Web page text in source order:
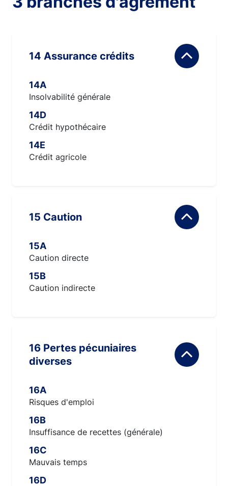
14 Assurance crédits
14A
Insolvabilité générale
14D
Crédit hypothécaire
14E
Crédit agricole
15 Caution
15A
Caution directe
15B
Caution indirecte
16 Pertes pécuniaires
diverses
16A
Risques d'emploi
16B
Insuffisance de recettes (générale)
16C
Mauvais temps
16D